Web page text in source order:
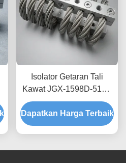
Isolator Getaran Tali
Kawat JGX-1598D-515B
Menyediakan Kapasitas
Beban Terukur dan
Isolasi Kebisingan yang
Dapatkan Harga Terbaik